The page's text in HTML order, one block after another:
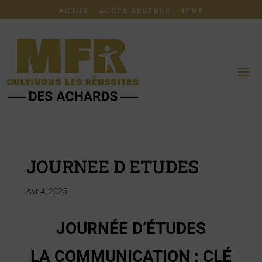
ACTUS ACCÈS RÉSERVÉ IENT
JOURNEE D ETUDES
Avr 4, 2025
JOURNÉE D’ÉTUDES
LA COMMUNICATION : CLÉ